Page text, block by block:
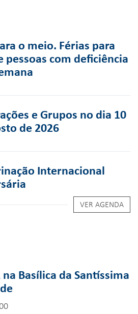
o meio. Férias para
pessoas com deficiência
e Grupos no dia 10
de 2026
Internacional
VER AGENDA
Basílica da Santíssima